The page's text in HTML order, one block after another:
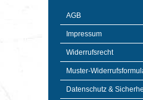
AGB
Impressum
Widerrufsrecht
Muster-
Datenschutz &